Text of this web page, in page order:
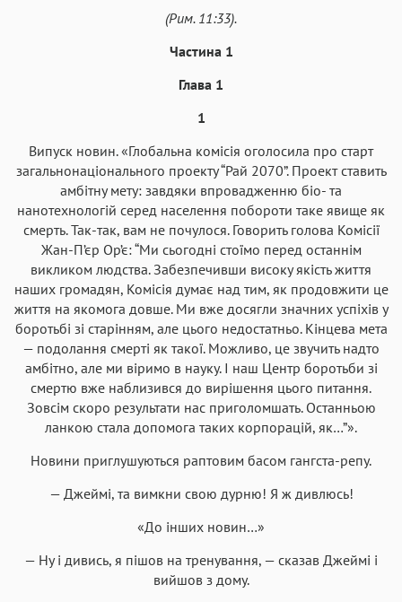
Аа Аа
Georgia
(Рим. 11:33).
Частина 1
Глава 1
1
Випуск новин. «Глобальна комісія оголосила про старт
загальнонаціонального проекту “Рай 2070”. Проект ставить
амбітну мету: завдяки впровадженню біо- та
нанотехнологій серед населення побороти таке явище як
смерть. Так-так, вам не почулося. Говорить голова Комісії
Жан-П’єр Ор’є: “Ми сьогодні стоїмо перед останнім
викликом людства. Забезпечивши високу якість життя
наших громадян, Комісія думає над тим, як продовжити це
життя на якомога довше. Ми вже досягли значних успіхів у
боротьбі зі старінням, але цього недостатньо. Кінцева мета
— подолання смерті як такої. Можливо, це звучить надто
амбітно, але ми віримо в науку. І наш Центр боротьби зі
смертю вже наблизився до вирішення цього питання.
Зовсім скоро результати нас приголомшать. Останньою
ланкою стала допомога таких корпорацій, як…”».
Новини приглушуються раптовим басом гангста-репу.
— Джеймі, та вимкни свою дурню! Я ж дивлюсь!
«До інших новин…»
— Ну і дивись, я пішов на тренування, — сказав Джеймі і
вийшов з дому.